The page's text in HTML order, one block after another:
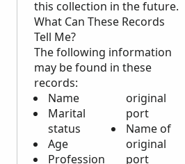
this collection in the future.
What Can These Records
Tell Me?
The following information
may be found in these
records:
Name
Marital
status
Age
Profession
original
port
Name of
original
port